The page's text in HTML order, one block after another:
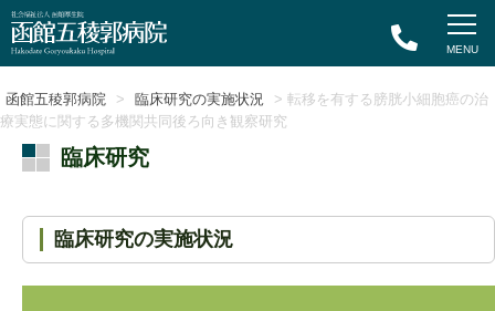
函館五稜郭病院 > 臨床研究の実施状況
> 転移を有する膀胱小細胞癌の治
療実態に関する多機関共同後ろ向き観察研究
臨床研究
臨床研究の実施状況